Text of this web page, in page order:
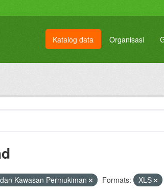
Katalog data Organisasi
Kawasan Permukiman Formats: XLS